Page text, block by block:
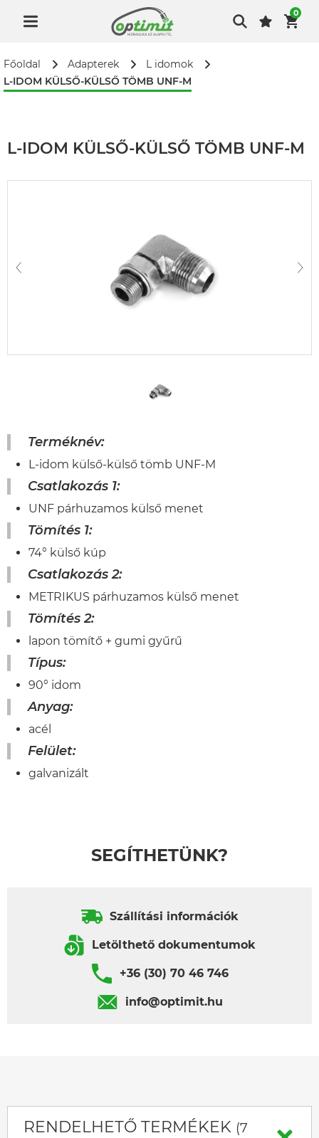
0
Főoldal Adapterek
L idomok
L-IDOM KÜLSŐ-KÜLSŐ TÖMB UNF-M
L-IDOM KÜLSŐ-KÜLSŐ TÖMB UNF-M
Terméknév:
L-idom külső-külső tömb UNF-M
Csatlakozás 1:
UNF párhuzamos külső menet
Tömítés 1:
74° külső kúp
Csatlakozás 2:
METRIKUS párhuzamos külső menet
Tömítés 2:
lapon tömítő + gumi gyűrű
Típus:
90° idom
Anyag:
acél
Felület:
galvanizált
SEGÍTHETÜNK?
Szállítási információk
Letölthető dokumentumok
+36 (30) 70 46 746
info@optimit.hu
RENDELHETŐ TERMÉKEK (7